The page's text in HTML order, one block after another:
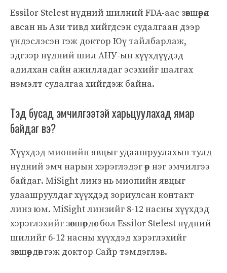
Essilor Stelest нүдний шилний FDA-аас зөвшөөрөл
авсан нь Ази тивд хийгдсэн судалгаан дээр
үндэслэсэн гэж доктор Юү тайлбарлаж,
эдгээр нүдний шил АНУ-ын хүүхдүүдэд
адилхан сайн ажилладаг эсэхийг шалгах
нэмэлт судалгаа хийгдэж байна.
Тэд бусад эмчилгээтэй харьцуулахад ямар
байдаг вэ?
Хүүхдэд миопийн явцыг удаашруулахын тулд
нүдний эмч нарын хэрэглэдэг өөр нэг эмчилгээ
байдаг. MiSight линз нь миопийн явцыг
удаашруулдаг хүүхдэд зориулсан контакт
линз юм. MiSight линзийг 8-12 насны хүүхдэд
хэрэглэхийг зөвшөөрдөг бол Essilor Stelest нүдний
шилийг 6-12 насны хүүхдэд хэрэглэхийг
зөвшөөрдөг гэж доктор Сайр тэмдэглэв.